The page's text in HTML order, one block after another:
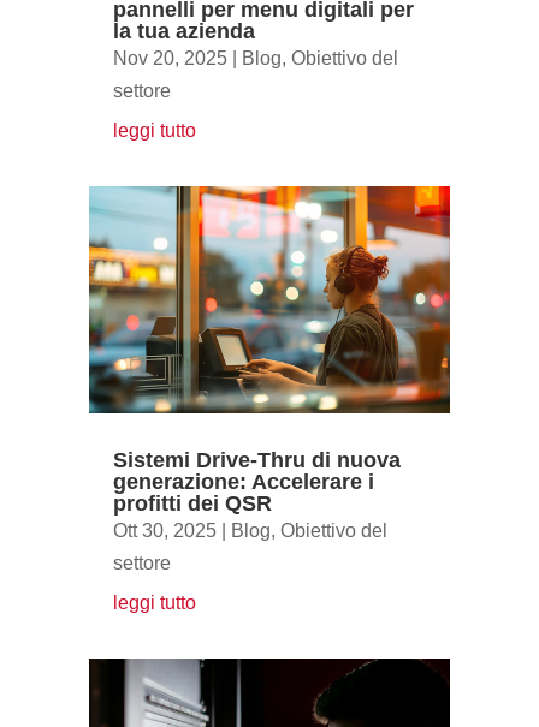
pannelli per menu digitali per
la tua azienda
Nov 20, 2025| Blog, Obiettivo del
settore
leggi tutto
Sistemi Drive-Thru di nuova
generazione: Accelerare i
profitti dei QSR
Ott 30, 2025| Blog, Obiettivo del
settore
leggi tutto